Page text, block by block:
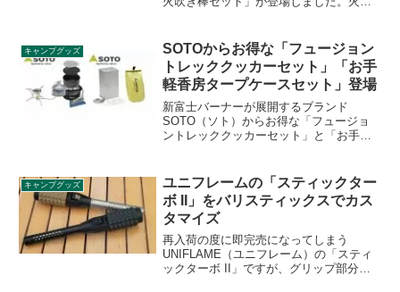
ラになりがちなファイヤースターターと
火吹き棒をまとめておけるケース付きの
セット商品です。詳細をレビューしま
す。
キャンプグッズ
SOTOからお得な「フュージョン
トレッククッカーセット」「お手
軽香房タープケースセット」登場
新富士バーナーが展開するブランド
SOTO（ソト）からお得な「フュージョ
ントレッククッカーセット」と「お手軽
設定となっています。詳細をレビューし
ます。
キャンプグッズ
ユニフレームの「スティックター
ボ II」をバリスティックスでカス
タマイズ
再入荷の度に即完売になってしまう
UNIFLAME（ユニフレーム）の「スティ
ックターボ II」ですが、グリップ部分や